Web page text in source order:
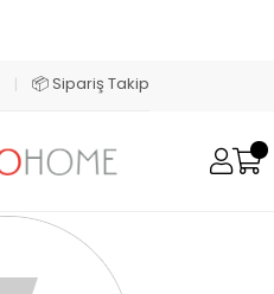
📦 Sipariş Takip